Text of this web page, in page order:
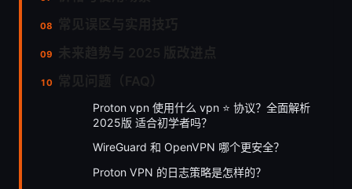
Proton vpn 使用什么 vpn ⭐ 协议？全面解析
2025版 适合初学者吗？
WireGuard 和 OpenVPN 哪个更安全？
Proton VPN 的日志策略是怎样的？